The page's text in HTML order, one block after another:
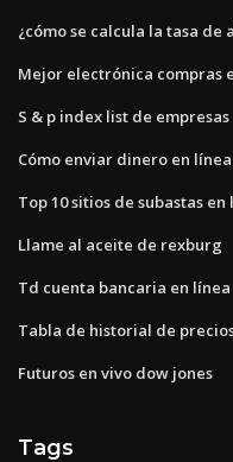
¿cómo se calcula la tasa de
Mejor electrónica compras
S & p index list de empresas
Cómo enviar dinero en
Top 10 sitios de subastas
Llame al aceite de rexburg
Td cuenta bancaria en línea
Tabla de historial de
Futuros en vivo dow jones
Tags